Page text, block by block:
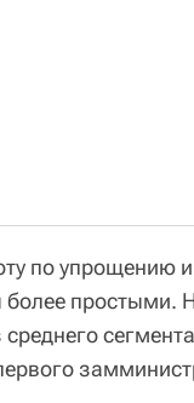
по упрощению
простыми.